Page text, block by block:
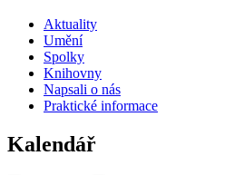
Aktuality
Umění
Spolky
Knihovny
Napsali o nás
Praktické informace
Kalendář